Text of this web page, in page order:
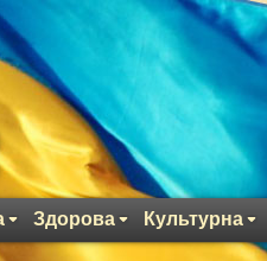
Здорова Культурна